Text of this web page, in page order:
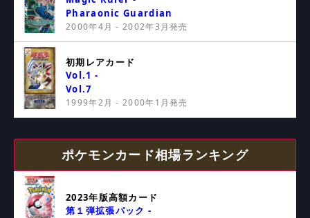
Pharaonic Guardian
2000年4月 - 2002年3月発売
初期レアカード
Vol.1 -
Vol.7
1999年2月 - 2000年1月発売
ポケモンカード相場ランキング
2023年版高額カード
第１弾拡張パック -